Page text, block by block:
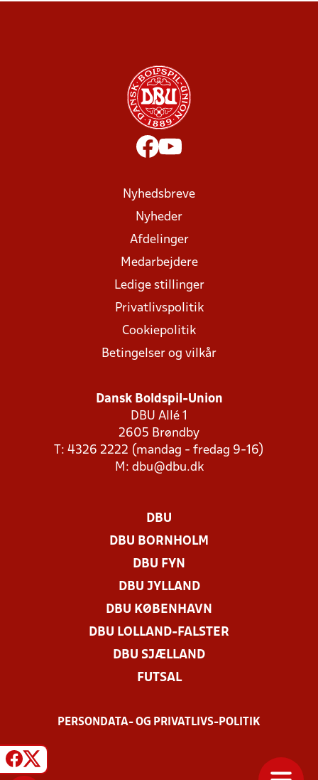
Nyhedsbreve
Nyheder
Afdelinger
Medarbejdere
Ledige stillinger
Privatlivspolitik
Cookiepolitik
Betingelser og vilkår
Dansk Boldspil-Union
DBU Allé 1
2605 Brøndby
T: 4326 2222 (mandag - fredag 9-16)
M: dbu@dbu.dk
DBU
DBU BORNHOLM
DBU FYN
DBU JYLLAND
DBU KØBENHAVN
DBU LOLLAND-FALSTER
DBU SJÆLLAND
FUTSAL
PERSONDATA- OG PRIVATLIVS-POLITIK